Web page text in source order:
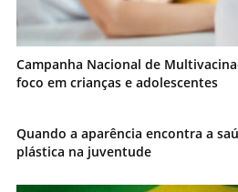
Campanha Nacional de
foco em crianças e adolescentes
Quando a aparência encontra a
plástica na juventude